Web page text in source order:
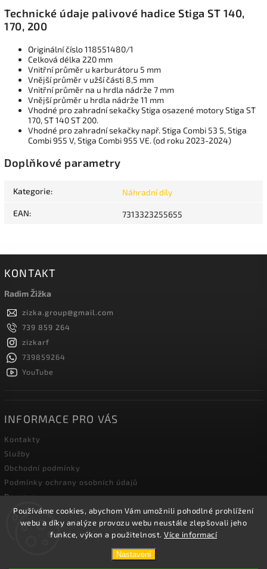
Používáme cookies, abychom Vám umožnili pohodlné prohlížení
webu a díky analýze provozu webu neustále zlepšovali jeho
funkce, výkon a použitelnost. Více informací
Nastavení
Technické údaje palivové hadice Stiga ST 140,
170, 200
Originální číslo 118551480/1
Celková délka 220 mm
Vnitřní průměr u karburátoru 5 mm
Vnější průměr v užší části 8,5 mm
Vnitřní průměr na u hrdla nádrže 7 mm
Vnější průměr u hrdla nádrže 11 mm
Vhodné pro zahradní sekačky Stiga osazené motory Stiga ST
170, ST 140 ST 200.
Vhodné pro zahradní sekačky např. Stiga Combi 53 S, Stiga
Combi 955 V, Stiga Combi 955 VE. (od roku 2023-2024)
Doplňkové parametry
Kategorie: Náhradní díly
EAN: 7313323255655
KONTAKT
Radim Žižka
zizka.group@gmail.com
739 859 264
zizkarf
739859264
YouTube
INFORMACE PRO VÁS
Kontakty
Služby
Obchodní podmínky
Podmínky ochrany osobních údajů
Doprava
Blog zahradní techniky
Žižka R&F s.r.o.. Všechna práva vyhrazena.
Shoptet| DesignShoptak.cz.